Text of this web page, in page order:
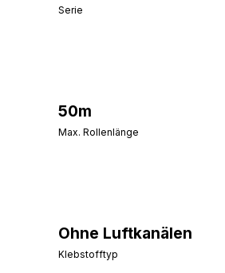
Serie
50m
Max. Rollenlänge
Ohne Luftkanälen
Klebstofftyp